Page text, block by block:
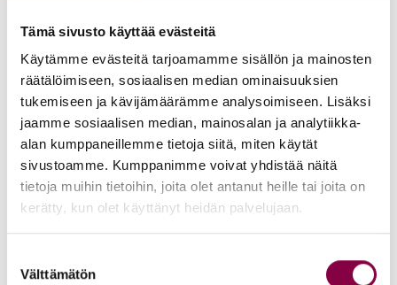
Tämä sivusto käyttää evästeitä
Käytämme evästeitä tarjoamamme sisällön ja mainosten
räätälöimiseen, sosiaalisen median ominaisuuksien
tukemiseen ja kävijämäärämme analysoimiseen. Lisäksi
jaamme sosiaalisen median, mainosalan ja analytiikka-
alan kumppaneillemme tietoja siitä, miten käytät
sivustoamme. Kumppanimme voivat yhdistää näitä
tietoja muihin tietoihin, joita olet antanut heille tai joita on
kerätty, kun olet käyttänyt heidän palvelujaan.
valinta
Välttämätön
collect data on
the number of
times a user has
visited the
website as well as
dates for the first
and most recent
visit.
Markkinointi (30)